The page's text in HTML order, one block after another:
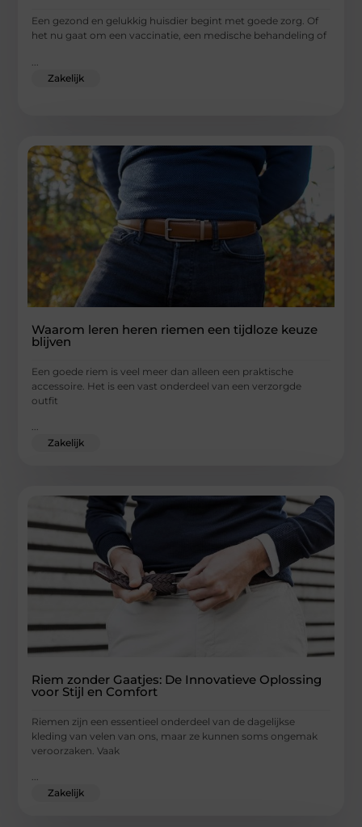
Een gezond en gelukkig huisdier begint met goede zorg. Of
het nu gaat om een vaccinatie, een medische behandeling of
Zakelijk
Waarom leren heren riemen een tijdloze keuze
blijven
Een goede riem is veel meer dan alleen een praktische
accessoire. Het is een vast onderdeel van een verzorgde
outfit
...
Zakelijk
Riem zonder Gaatjes: De Innovatieve Oplossing
voor Stijl en Comfort
Riemen zijn een essentieel onderdeel van de dagelijkse
kleding van velen van ons, maar ze kunnen soms ongemak
veroorzaken. Vaak
...
Zakelijk